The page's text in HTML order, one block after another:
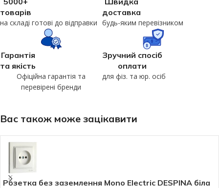
товарів
на складі готові до відправки
доставка
будь-яким перевізником
Гарантія
та якість
Офіційна гарантія та
перевірені бренди
Зручний спосіб
оплати
для фіз. та юр. осіб
Вас також може зацікавити
Розетка без заземлення Mono Electric DESPINA біла